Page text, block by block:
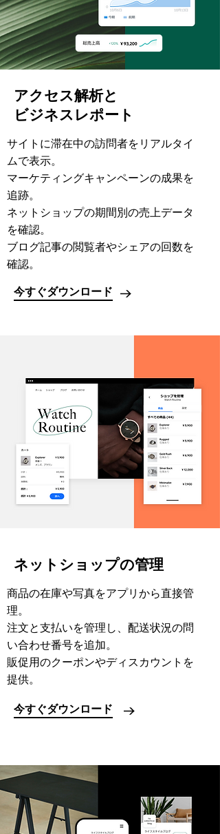
アクセス解析と
ビジネスレポート
サイトに滞在中の訪問者をリアルタイ
ムで表示。
マーケティングキャンペーンの成果を
追跡。
ネットショップの期間別の売上データ
を確認。
ブログ記事の閲覧者やシェアの回数を
確認。
今すぐダウンロード
ネットショップの管理
商品の在庫や写真をアプリから直接管
理。
注文と支払いを管理し、配送状況の問
い合わせ番号を追加。
販促用のクーポンやディスカウントを
提供。
今すぐダウンロード